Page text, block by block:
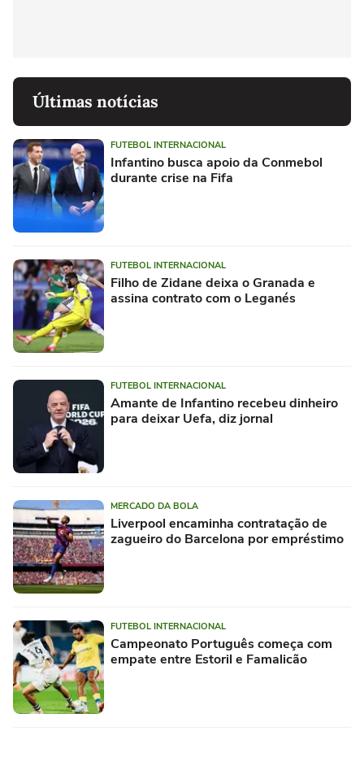
Últimas notícias
FUTEBOL INTERNACIONAL
Infantino busca apoio da Conmebol
durante crise na Fifa
FUTEBOL INTERNACIONAL
Filho de Zidane deixa o Granada e
assina contrato com o Leganés
FUTEBOL INTERNACIONAL
Amante de Infantino recebeu dinheiro
para deixar Uefa, diz jornal
MERCADO DA BOLA
Liverpool encaminha contratação de
zagueiro do Barcelona por empréstimo
FUTEBOL INTERNACIONAL
Campeonato Português começa com
empate entre Estoril e Famalicão